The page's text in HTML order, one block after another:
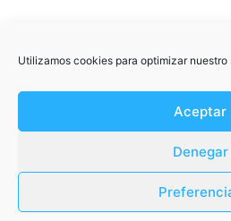
Utilizamos cookies para optimizar
Aceptar
Denegar
Termos e Condições